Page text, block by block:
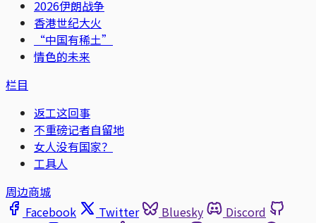
2026伊朗战争
香港世纪大火
“中国有稀土”
情色的未来
栏目
返工这回事
不重磅记者自留地
女人没有国家？
工具人
周边商城
Facebook
Twitter Bluesky
Discord